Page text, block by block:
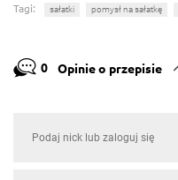
Tagi: sałatki pomysł na sałatkę
0 Opinie o przepisie